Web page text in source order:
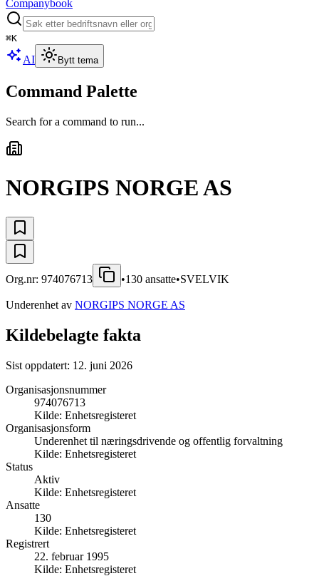
Companybook
⌘K
AI Bytt tema
Command Palette
Search for a command to run...
NORGIPS NORGE AS
Org.nr: 974076713 •130 ansatte•SVELVIK
Underenhet av NORGIPS NORGE AS
Kildebelagte fakta
Sist oppdatert: 12. juni 2026
Organisasjonsnummer
974076713
Kilde: Enhetsregisteret
Organisasjonsform
Underenhet til næringsdrivende og offentlig forvaltning
Kilde: Enhetsregisteret
Status
Aktiv
Kilde: Enhetsregisteret
Ansatte
130
Kilde: Enhetsregisteret
Registrert
22. februar 1995
Kilde: Enhetsregisteret